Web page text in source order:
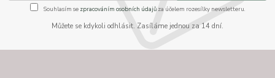
Souhlasím se zpracováním osobních údajůza účelem rozesílky newsletteru.
Můžete se kdykoli odhlásit. Zasíláme jednou za 14 dní.